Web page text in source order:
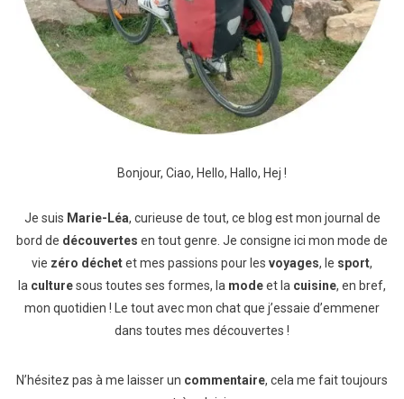
Bonjour, Ciao, Hello, Hallo, Hej !
Je suis Marie-Léa, curieuse de tout, ce blog est mon journal de
bord de découvertes en tout genre. Je consigne ici mon mode de
vie zéro déchetet mes passions pour les voyages, le sport,
la culturesous toutes ses formes, la modeet la cuisine, en bref,
mon quotidien ! Le tout avec mon chat que j’essaie d’emmener
dans toutes mes découvertes !
N’hésitez pas à me laisser un commentaire, cela me fait toujours